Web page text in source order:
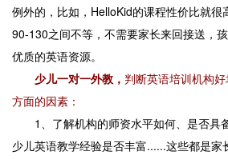
例外的，比如，HelloKid的课程性价比就很
90-130之间不等，不需要家长来回接送，
优质的英语资源。
少儿一对一外教， 判断英语培训机构
方面的因素：
1、了解机构的师资水平如何、是否具备
少儿英语教学经验是否丰富......这些都是家